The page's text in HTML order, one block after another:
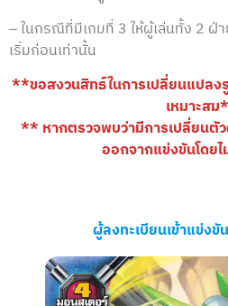
– ในกรณีที่มีเกมที่ 3 ให้ผู้เล่นทั้ง 2 ฝ่
เริ่มก่อนเท่านั้น
**ขอสงวนสิทธ์ในการเปลี่ยนแปล
เหมาะส
** หากตรวจพบว่ามีการเปลี่ยนตัว
ออกจากแข่งขันโดย
ผู้ลงทะเบียนเข้าแข่งขั